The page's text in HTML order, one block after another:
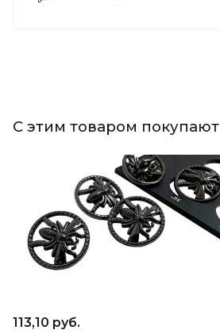
С этим товаром покупают
113,10 руб.